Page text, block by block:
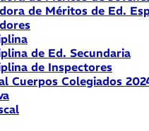
de Méritos de Ed.
de Ed. Secundaria
de Inspectores
Cuerpos Colegiados